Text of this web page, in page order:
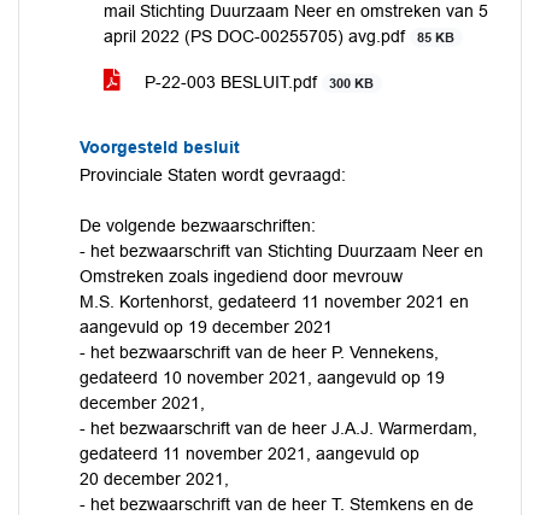
mail Stichting Duurzaam Neer en omstreken van 5
april 2022 (PS DOC-00255705) avg.pdf
85 KB
P-22-003 BESLUIT.pdf 300 KB
Voorgesteld besluit
Provinciale Staten wordt gevraagd:
De volgende bezwaarschriften:
- het bezwaarschrift van Stichting Duurzaam Neer en
Omstreken zoals ingediend door mevrouw
M.S. Kortenhorst, gedateerd 11 november 2021 en
aangevuld op 19 december 2021
- het bezwaarschrift van de heer P. Vennekens,
gedateerd 10 november 2021, aangevuld op 19
december 2021,
- het bezwaarschrift van de heer J.A.J. Warmerdam,
gedateerd 11 november 2021, aangevuld op
20 december 2021,
- het bezwaarschrift van de heer T. Stemkens en de